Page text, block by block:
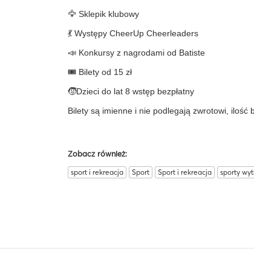
🦅 Sklepik klubowy
💃 Występy CheerUp Cheerleaders
📣 Konkursy z nagrodami od Batiste
🎟️ Bilety od 15 zł
🧒Dzieci do lat 8 wstęp bezpłatny
Bilety są imienne i nie podlegają zwrotowi, ilość
Zobacz również:
sport i rekreacja Sport Sport i rekreacja sporty